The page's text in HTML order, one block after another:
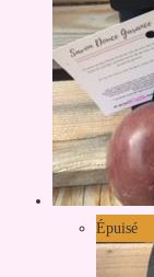
Épuisé